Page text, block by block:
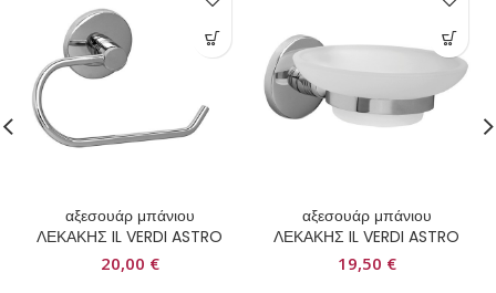
αξεσουάρ μπάνιου
ΛΕΚΑΚΗΣ IL VERDI ASTRO
20,00 €
αξεσουάρ μπάνιου
ΛΕΚΑΚΗΣ IL VERDI ASTRO
19,50 €